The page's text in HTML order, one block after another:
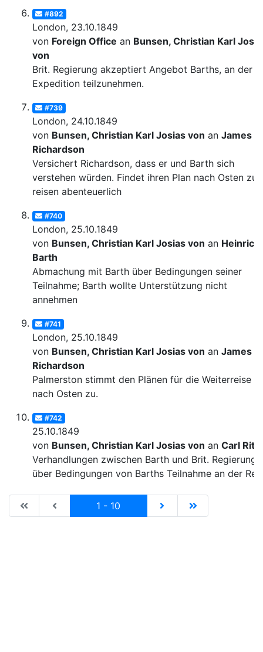
#892
London, 23.10.1849
von Foreign Office an Bunsen, Christian Karl
von
Brit. Regierung akzeptiert Angebot Barths, an der
Expedition teilzunehmen.
#739
London, 24.10.1849
von Bunsen, Christian Karl Josias von an James
Richardson
Versichert Richardson, dass er und Barth sich
verstehen würden. Findet ihren Plan nach Osten zu
reisen abenteuerlich
#740
London, 25.10.1849
von Bunsen, Christian Karl Josias von an Heinrich
Barth
Abmachung mit Barth über Bedingungen seiner
Teilnahme; Barth wollte Unterstützung nicht
annehmen
#741
London, 25.10.1849
von Bunsen, Christian Karl Josias von an James
Richardson
Palmerston stimmt den Plänen für die Weiterreise
nach Osten zu.
#742
25.10.1849
von Bunsen, Christian Karl Josias von an Carl
Verhandlungen zwischen Barth und Brit. Regierung
über Bedingungen von Barths Teilnahme an der
|de:Erste Seite|en:First results page|
|de:Vorhergehende Seite|en:Previous results
1 - 10 |de:Nächste
|de:Letzte